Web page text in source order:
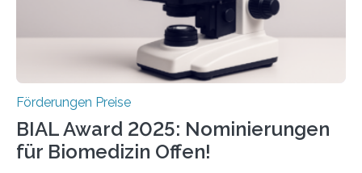
hochrangige wissenschaftliche Publikation zum Thema
Förderungen Preise
BIAL Award 2025: Nominierungen
für Biomedizin Offen!